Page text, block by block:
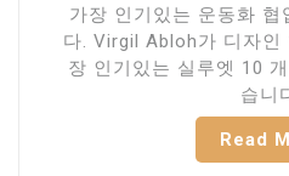
가장 인기있는 운동화 협
다. Virgil Abloh가 디자인
장 인기있는 실루엣 10
습니
Read